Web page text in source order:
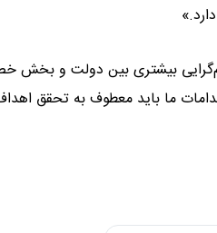
بیشتری بین دولت و بخش
ما باید معطوف به تحقق